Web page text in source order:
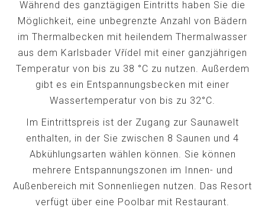
Während des ganztägigen Eintritts haben Sie die
Möglichkeit, eine unbegrenzte Anzahl von Bädern
im Thermalbecken mit heilendem Thermalwasser
aus dem Karlsbader Vřídel mit einer ganzjährigen
Temperatur von bis zu 38 °C zu nutzen. Außerdem
gibt es ein Entspannungsbecken mit einer
Wassertemperatur von bis zu 32°C.
Im Eintrittspreis ist der Zugang zur Saunawelt
enthalten, in der Sie zwischen 8 Saunen und 4
Abkühlungsarten wählen können. Sie können
mehrere Entspannungszonen im Innen- und
Außenbereich mit Sonnenliegen nutzen. Das Resort
verfügt über eine Poolbar mit Restaurant.